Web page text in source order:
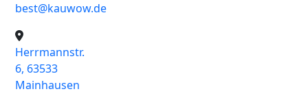
best@kauwow.de
Herrmannstr.
6, 63533
Mainhausen